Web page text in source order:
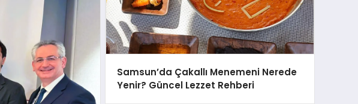
Samsun’da Çakallı Menemeni Nerede
Yenir? Güncel Lezzet Rehberi